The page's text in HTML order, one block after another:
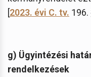
[2023. évi C. tv. 196.
g) Ügyintézési
rendelkezések